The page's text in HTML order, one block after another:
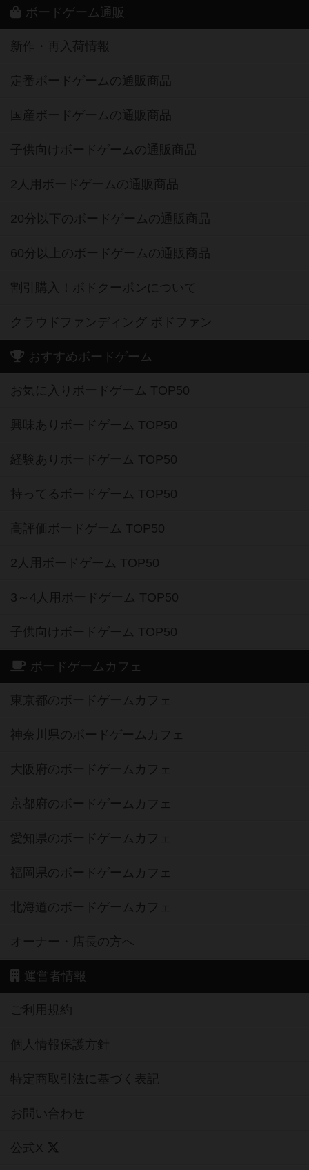
ボードゲーム通販
新作・再入荷情報
定番ボードゲームの通販商品
国産ボードゲームの通販商品
子供向けボードゲームの通販商品
2人用ボードゲームの通販商品
20分以下のボードゲームの通販商品
60分以上のボードゲームの通販商品
割引購入！ボドクーポンについて
クラウドファンディング ボドファン
おすすめボードゲーム
お気に入りボードゲーム TOP50
興味ありボードゲーム TOP50
経験ありボードゲーム TOP50
持ってるボードゲーム TOP50
高評価ボードゲーム TOP50
2人用ボードゲーム TOP50
3～4人用ボードゲーム TOP50
子供向けボードゲーム TOP50
ボードゲームカフェ
東京都のボードゲームカフェ
神奈川県のボードゲームカフェ
大阪府のボードゲームカフェ
京都府のボードゲームカフェ
愛知県のボードゲームカフェ
福岡県のボードゲームカフェ
北海道のボードゲームカフェ
オーナー・店長の方へ
運営者情報
ご利用規約
個人情報保護方針
特定商取引法に基づく表記
お問い合わせ
公式X